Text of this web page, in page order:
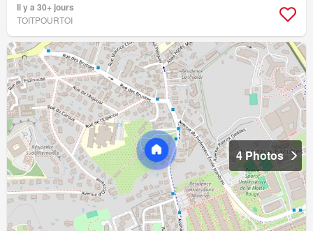
Il y a 30+ jours
TOITPOURTOI
4 Photos